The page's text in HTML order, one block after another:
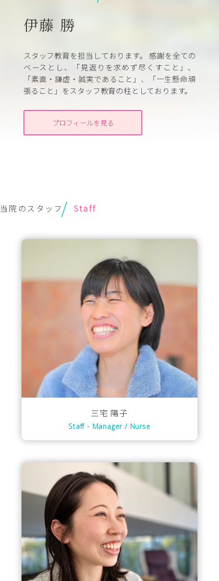
伊藤 勝
スタッフ教育を担当しております。 感謝を全ての
ベースとし、「見返りを求めず尽くすこと」、
「素直・謙虚・誠実であること」、「一生懸命頑
張ること」をスタッフ教育の柱としております。
プロフィールを見る
当院のスタッフ Staff
三宅 陽子
Staff - Manager / Nurse